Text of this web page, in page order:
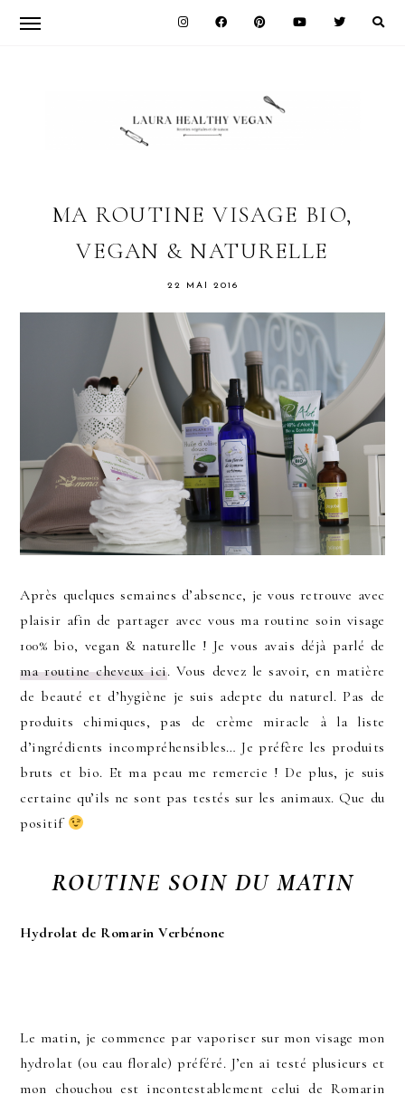
HEALTHY
VEGAN
MA ROUTINE VISAGE BIO,
VEGAN & NATURELLE
22 MAI 2016
Après quelques semaines d’absence, je vous retrouve avec
plaisir afin de partager avec vous ma routine soin visage
100% bio, vegan & naturelle ! Je vous avais déjà parlé de
ma routine cheveux ici. Vous devez le savoir, en matière
de beauté et d’hygiène je suis adepte du naturel. Pas de
produits chimiques, pas de crème miracle à la liste
d’ingrédients incompréhensibles… Je préfère les produits
bruts et bio. Et ma peau me remercie ! De plus, je suis
certaine qu’ils ne sont pas testés sur les animaux. Que du
positif
ROUTINE SOIN DU MATIN
Hydrolat de Romarin Verbénone
Le matin, je commence par vaporiser sur mon visage mon
hydrolat (ou eau florale) préféré. J’en ai testé plusieurs et
mon chouchou est incontestablement celui de Romarin